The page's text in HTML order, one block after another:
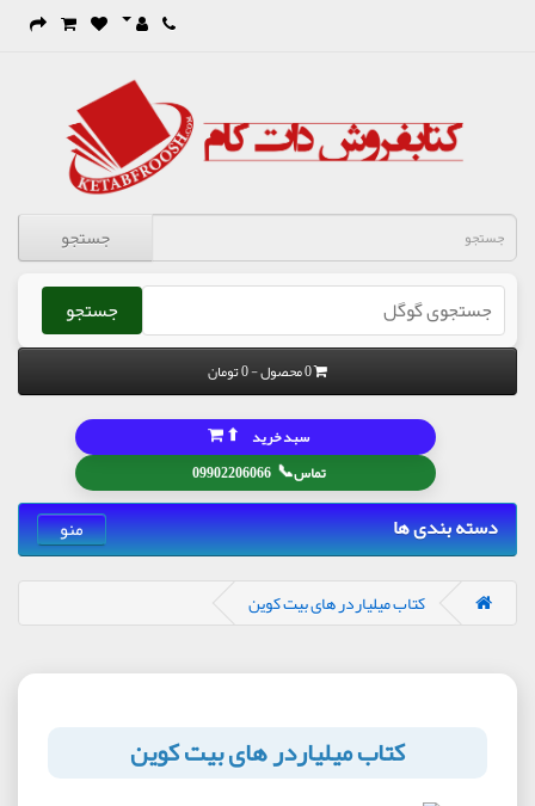
جستجو
جستجو
0 محصول - 0 تومان
تماس📞
09902206066
سبد خرید ⬆
دسته بندی ها منو
کتاب میلیاردر های بیت کوین
کتاب میلیاردر های بیت کوین